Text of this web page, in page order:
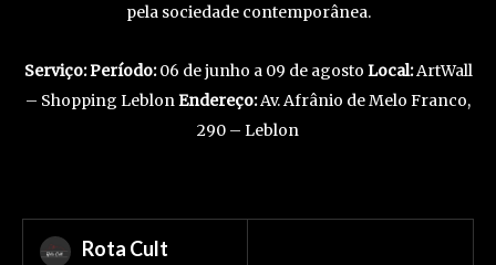
pela sociedade contemporânea.
Serviço:Período:06 de junho a 09 de agosto Local:ArtWall
– Shopping LeblonEndereço:Av. Afrânio de Melo Franco,
290 – Leblon
Rota Cult